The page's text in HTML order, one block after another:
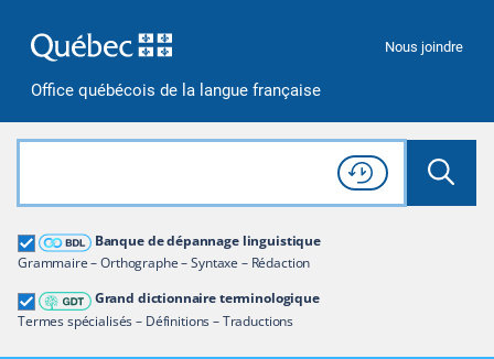
Office québécois de la langue française
Nous joindre
Rechercher dans tout le site
Lancer
Consulter l'
Historique
de recherche
Banque de dépannage linguistique
Grammaire – Orthographe – Syntaxe – Rédaction
Grand dictionnaire terminologique
Termes spécialisés – Définitions – Traductions
Grand dictionnaire terminologique
Restreindre aux termes